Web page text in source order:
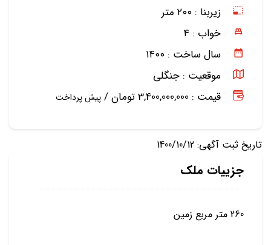
زیربنا : ۲۰۰ متر
خواب : ۴
سال ساخت : ۱۴۰۰
موقعیت : جنگلی
قیمت : 3,400,000,000 تومان /
پیش پرداخت
تاریخ ثبت آگهی: 1400/10/12
جزییات ملک
260 متر مربع زمین